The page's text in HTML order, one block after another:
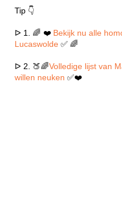
Tip 👇
ᐅ 1. 🌈 ❤️ Bekijk nu alle
Lucaswolde ✅ 🌈
ᐅ 2. 🍑🌈Volledige lijst van
willen neuken ✅❤️